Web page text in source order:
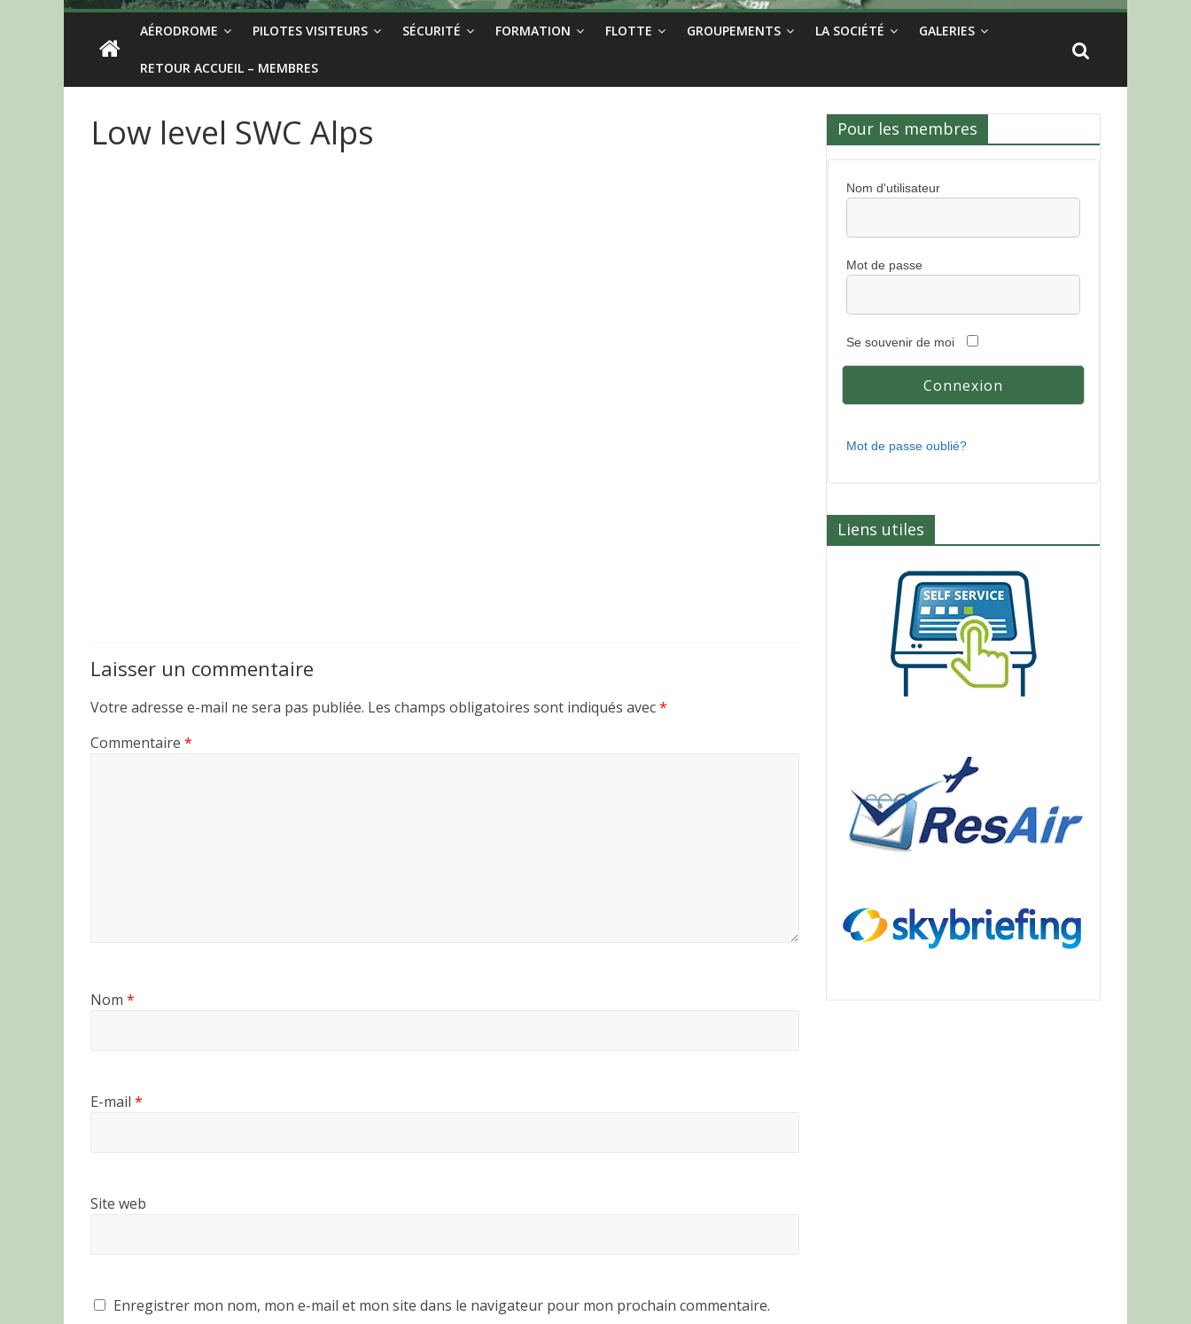
AÉRODROME PILOTES VISITEURS SÉCURITÉ FORMATION FLOTTE GROUPEMENTS LA SOCIÉTÉ GALERIES
RETOUR ACCUEIL – MEMBRES
Low level SWC Alps
Laisser un commentaire
Votre adresse e-mail ne sera pas publiée. Les champs obligatoires sont indiqués avec*
Commentaire *
Nom *
E-mail *
Site web
Enregistrer mon nom, mon e-mail et mon site dans le navigateur pour mon prochain commentaire.
Pour les membres
Nom d'utilisateur
Mot de passe
Se souvenir de moi
Mot de passe oublié?
Liens utiles